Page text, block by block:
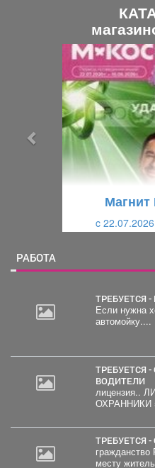
Магнит
c
РАБОТА
Если нужна
автомойку....
ТРЕБУЕТСЯ - ОХРАННИКИ, ОХРАННИКИ-
ВОДИТЕЛИ
лицензия..
ТРЕБУЕТСЯ
гражданство РФ; наличие